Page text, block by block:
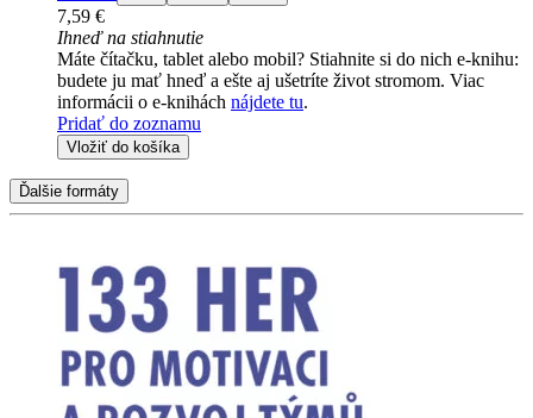
7,59 €
Ihneď na stiahnutie
Máte čítačku, tablet alebo mobil? Stiahnite si do nich e-knihu:
budete ju mať hneď a ešte aj ušetríte život stromom. Viac
informácii o e-knihách nájdete tu.
Pridať do zoznamu
Vložiť do košíka
Ďalšie formáty